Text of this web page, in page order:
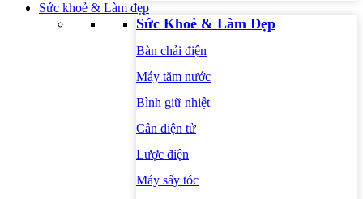
Sức khoẻ & Làm đẹp
Sức Khoẻ & Làm Đẹp
Bàn chải điện
Máy tăm nước
Bình giữ nhiệt
Cân điện tử
Lược điện
Máy sấy tóc